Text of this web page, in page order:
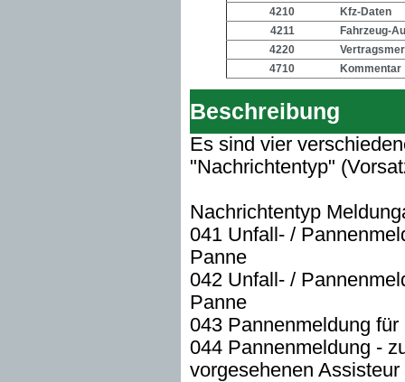
4210
Kfz-Daten
4211
Fahrzeug-
4220
4710
Kommentar
Beschreibung
Es sind vier
"Nachrichtentyp"
Nachrichtentyp
041 Unfall- /
Panne
042 Unfall- /
Panne
043 Pannenmeldung
044 Pannenmeldung -
vorgesehenen Assisteur